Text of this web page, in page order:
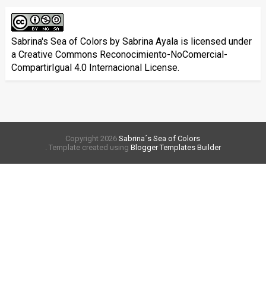
Sabrina's Sea of Colors by Sabrina Ayalais licensed under
a Creative Commons Reconocimiento-NoComercial-
CompartirIgual 4.0 Internacional License.
Copyright2026 Sabrina´s Sea of Colors
. Template created using Blogger Templates Builder